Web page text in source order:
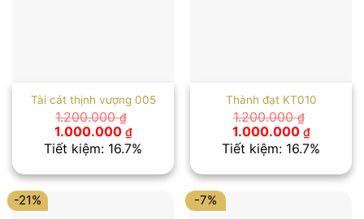
Tài cát thịnh vượng 005
1.200.000₫
Giá
gốc
là:
1.000.000 ₫Giá
hiện
tại
1.000.000 ₫.
Tiết kiệm: 16.7%
Thành đạt KT010
1.200.000₫
Giá
gốc
là:
1.000.000 ₫Giá
hiện
tại
Tiết kiệm: 16.7%
-21% -7%